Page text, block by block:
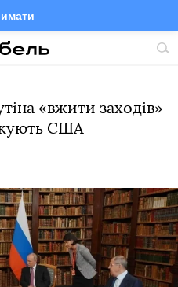
TelegramTwitter
«вжити заходів»
США